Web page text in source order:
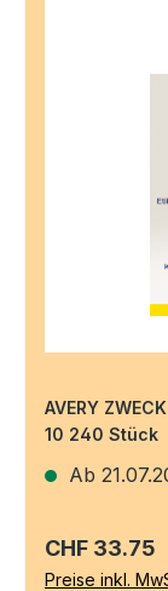
AVERY
10 240 Stück
Ab
Regulärer
CHF 33.75
Preise inkl.